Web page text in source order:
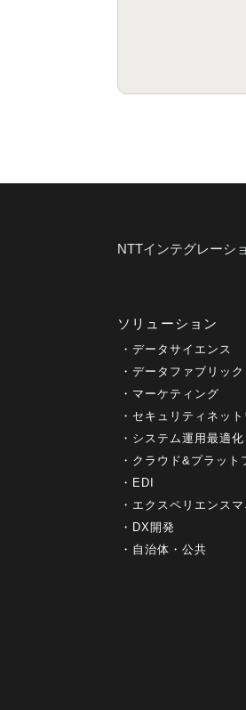
NTTインテグレーシ
ソリューション
データサイエンス
データファブリック
マーケティング
セキュリティネット
システム運用最適化
クラウド&プラット
EDI
エクスペリエンス
DX開発
自治体・公共